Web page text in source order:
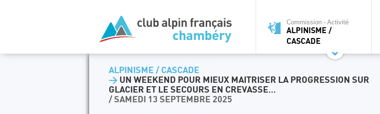
Commission - Activité
ALPINISME /
CASCADE
ALPINISME / CASCADE
> UN WEEKEND POUR MIEUX MAITRISER LA PROGRESSION SUR
GLACIER ET LE SECOURS EN CREVASSE…
/ SAMEDI 13 SEPTEMBRE 2025